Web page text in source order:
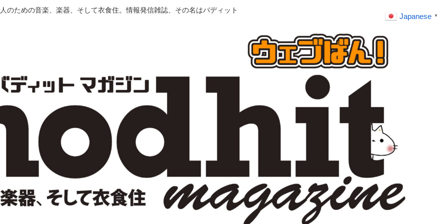
のための音楽、楽器、そして衣食住。情報発信雑誌、その名はバディット
Japanese ▼